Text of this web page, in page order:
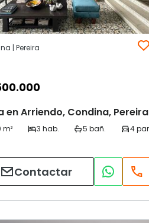
| Pereira
en Arriendo, Condina, Pereira
Contactar